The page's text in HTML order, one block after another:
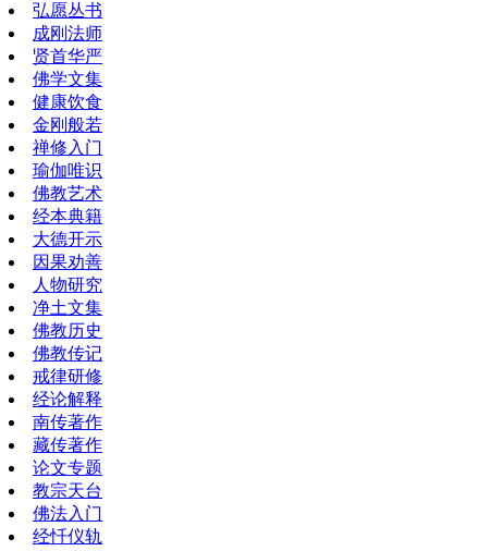
弘愿丛书
成刚法师
贤首华严
佛学文集
健康饮食
金刚般若
禅修入门
瑜伽唯识
佛教艺术
经本典籍
大德开示
因果劝善
人物研究
净土文集
佛教历史
佛教传记
戒律研修
经论解释
南传著作
藏传著作
论文专题
教宗天台
佛法入门
经忏仪轨